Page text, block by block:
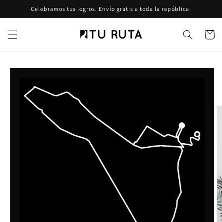
directamente
al contenido
Celebramos tus logros. Envío gratis a toda la república.
Carrito
directamente
información
del producto